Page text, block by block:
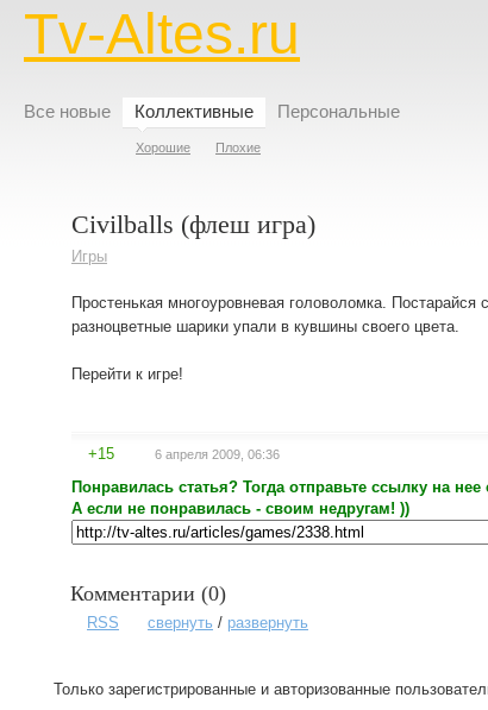
Tv-Altes.ru
Все новые Коллективные
Хорошие Плохие
Персональные
Civilballs (флеш игра)
Игры
Простенькая многоуровневая головоломка. Постарайся
разноцветные шарики упали в кувшины своего цвета.
Перейти к игре!
+15 6 апреля 2009, 06:36
Понравилась статья? Тогда отправьте ссылку на
А если не понравилась - своим недругам! ))
Комментарии (0)
RSS свернуть / развернуть
Только зарегистрированные и авторизованные